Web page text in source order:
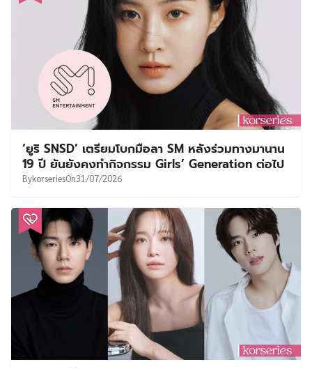
‘ยูริ SNSD’ เตรียมโบกมือลา SM หลังร่วมทางมานาน
19 ปี ยันยังคงทำกิจกรรม Girls’ Generation ต่อไป
BykorseriesOn31/07/2026